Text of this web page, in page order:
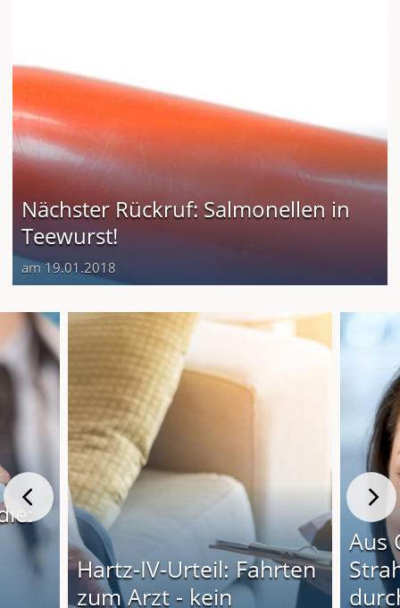
Nächster Rückruf: Salmonellen in
Teewurst!
am 19.01.2018
Hartz-IV-Urteil: Fahrten
zum Arzt - kein
Aus